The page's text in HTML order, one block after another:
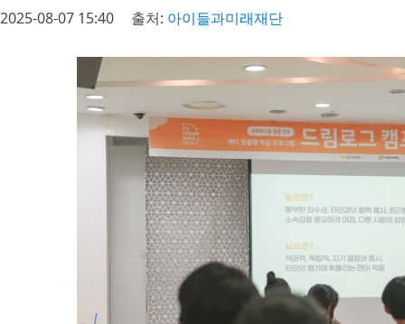
2025-08-07 15:40 출처: 아이들과미래재단